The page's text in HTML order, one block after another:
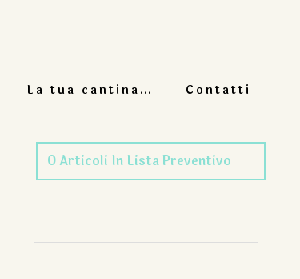
La tua cantina… Contatti
0Articoli In Lista Preventivo